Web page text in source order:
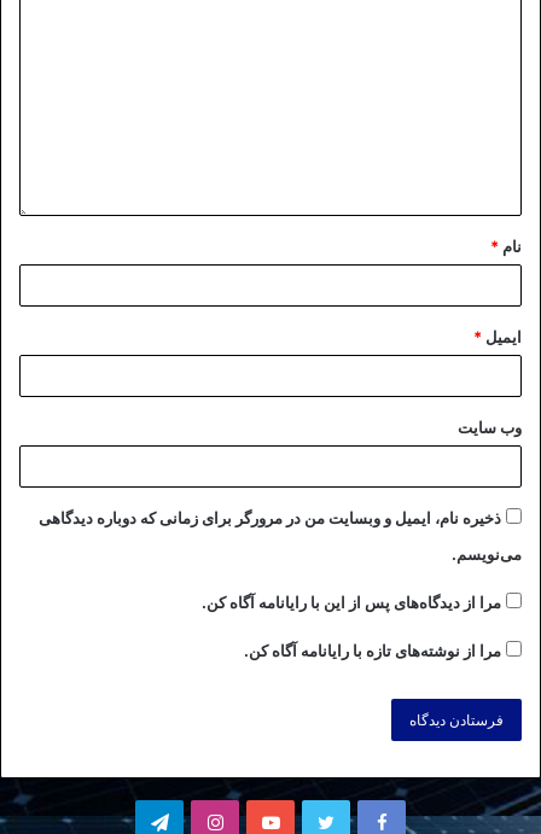
نام *
ایمیل *
وب‌ سایت
ذخیره نام، ایمیل و وبسایت من در مرورگر برای زمانی که دوباره دیدگاهی
می‌نویسم.
مرا از دیدگاه‌های پس از این با رایانامه آگاه کن.
مرا از نوشته‌های تازه با رایانامه آگاه کن.
فیسبوک توییتر یوتیوباینستاگرامتلگرام